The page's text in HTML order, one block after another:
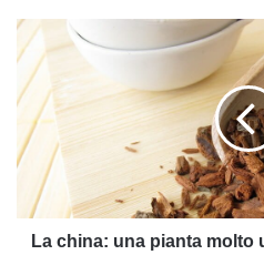
La
china:
una
pianta
molto
utilizzata
in
erboristeria
e
fitoterapia
La china: una pianta molto